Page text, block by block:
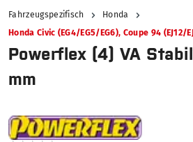
Fahrzeugspezifisch
Honda
Honda Civic (EG4/EG5/EG6), Coupe 94 (EJ12/
Powerflex (4) VA
mm